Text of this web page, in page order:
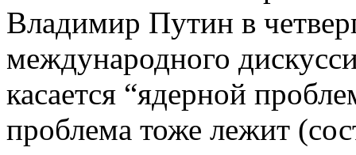
Владимир Путин в
международного
касается “ядерной
проблема тоже лежит